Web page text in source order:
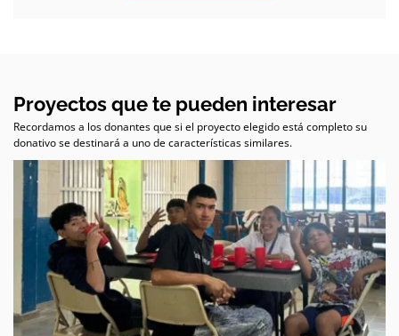
Proyectos que te pueden interesar
Recordamos a los donantes que si el proyecto elegido está completo su
donativo se destinará a uno de características similares.